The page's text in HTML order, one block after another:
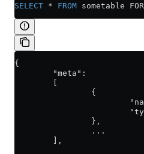
SELECT * FROM sometable
{
        "meta":
        [
                {
                },
                ...
        ],